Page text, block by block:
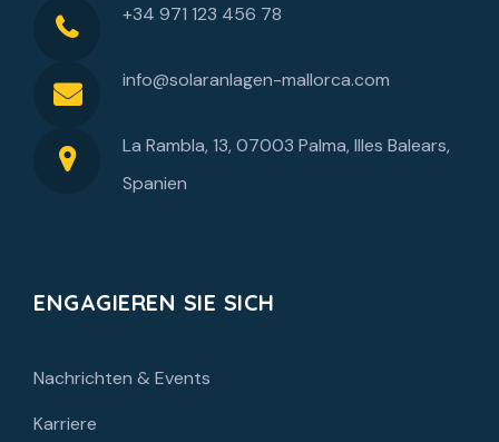
+34 971 123 456 78
info@solaranlagen-mallorca.com
La Rambla, 13, 07003 Palma, Illes Balears,
Spanien
ENGAGIEREN SIE SICH
Nachrichten & Events
Karriere